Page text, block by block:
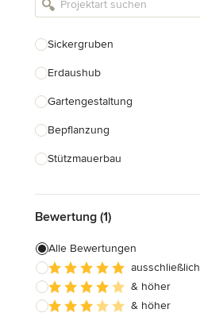
Einbauschränke
Sickergruben
Erdaushub
Gartengestaltung
Bepflanzung
Stützmauerbau
Gewächshausbau
Teichbau
Alle anzeigen
Bewertung (1)
Alle Bewertungen
ausschließlich
& höher
& höher